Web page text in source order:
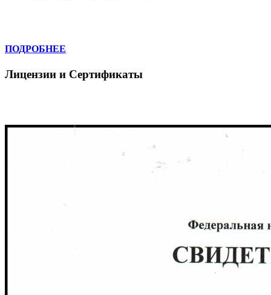
ПОДРОБНЕЕ
Лицензии и Сертификаты